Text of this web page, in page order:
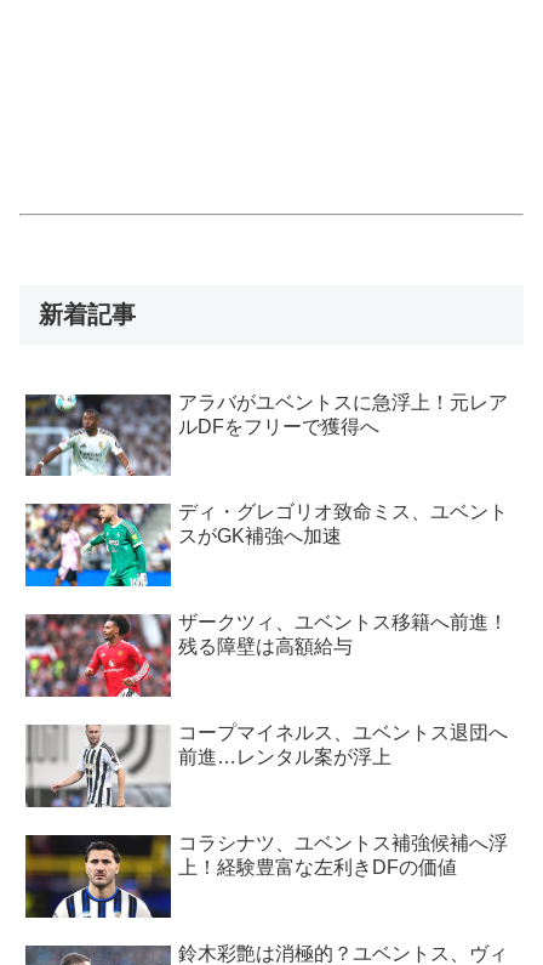
新着記事
アラバがユベントスに急浮上！元レア
ルDFをフリーで獲得へ
ディ・グレゴリオ致命ミス、ユベント
スがGK補強へ加速
ザークツィ、ユベントス移籍へ前進！
残る障壁は高額給与
コープマイネルス、ユベントス退団へ
前進…レンタル案が浮上
コラシナツ、ユベントス補強候補へ浮
上！経験豊富な左利きDFの価値
鈴木彩艶は消極的？ユベントス、ヴィ